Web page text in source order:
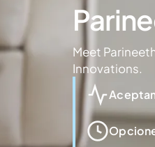
Meet
Innovations.